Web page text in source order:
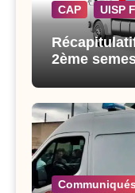
CAP UISP
2ème
Communiqués